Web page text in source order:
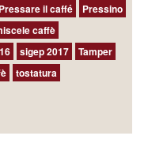
Pressare il caffé
Pressino
caffè
sigep 2017
Tamper
tostatura